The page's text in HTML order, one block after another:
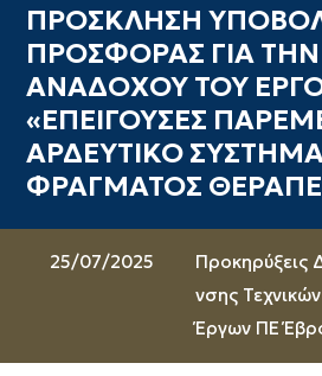
ΠΡΟΣΚΛΗΣΗ
ΠΡΟΣΦΟΡΑΣ ΓΙΑ
ΑΝΑΔΟΧΟΥ ΤΟΥ
«ΕΠΕΙΓΟΥΣΕΣ
ΑΡΔΕΥΤΙΚΟ ΣΥΣΤΗΜΑ
ΦΡΑΓΜΑΤΟΣ
25/07/2025
Προκηρύξεις
νσης Τεχνικών
Έργων ΠΕ